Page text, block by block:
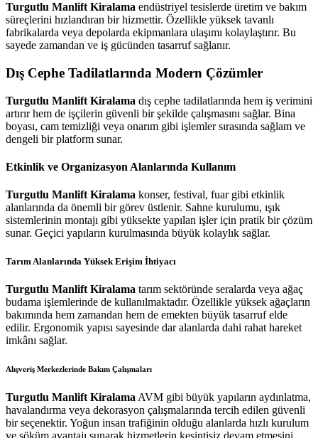
Turgutlu Manlift Kiralama endüstriyel tesislerde üretim ve bakım
süreçlerini hızlandıran bir hizmettir. Özellikle yüksek tavanlı
fabrikalarda veya depolarda ekipmanlara ulaşımı kolaylaştırır. Bu
sayede zamandan ve iş gücünden tasarruf sağlanır.
Dış Cephe Tadilatlarında Modern Çözümler
Turgutlu Manlift Kiralama dış cephe tadilatlarında hem iş verimini
artırır hem de işçilerin güvenli bir şekilde çalışmasını sağlar. Bina
boyası, cam temizliği veya onarım gibi işlemler sırasında sağlam ve
dengeli bir platform sunar.
Etkinlik ve Organizasyon Alanlarında Kullanım
Turgutlu Manlift Kiralama konser, festival, fuar gibi etkinlik
alanlarında da önemli bir görev üstlenir. Sahne kurulumu, ışık
sistemlerinin montajı gibi yüksekte yapılan işler için pratik bir çözüm
sunar. Geçici yapıların kurulmasında büyük kolaylık sağlar.
Tarım Alanlarında Yüksek Erişim İhtiyacı
Turgutlu Manlift Kiralama tarım sektöründe seralarda veya ağaç
budama işlemlerinde de kullanılmaktadır. Özellikle yüksek ağaçların
bakımında hem zamandan hem de emekten büyük tasarruf elde
edilir. Ergonomik yapısı sayesinde dar alanlarda dahi rahat hareket
imkânı sağlar.
Alışveriş Merkezlerinde Bakım Çalışmaları
Turgutlu Manlift Kiralama AVM gibi büyük yapıların aydınlatma,
havalandırma veya dekorasyon çalışmalarında tercih edilen güvenli
bir seçenektir. Yoğun insan trafiğinin olduğu alanlarda hızlı kurulum
ve söküm avantajı sunarak hizmetlerin kesintisiz devam etmesini